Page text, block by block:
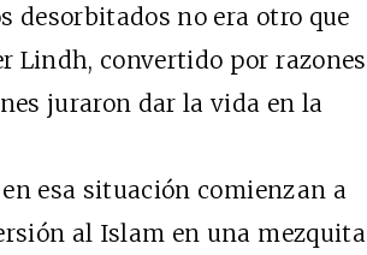
desorbitados no era otro que
Lindh, convertido por razones
juraron dar la vida en la
esa situación comienzan a
al Islam en una mezquita
EDICIÓN MÉXICO
SUSCRÍBETE